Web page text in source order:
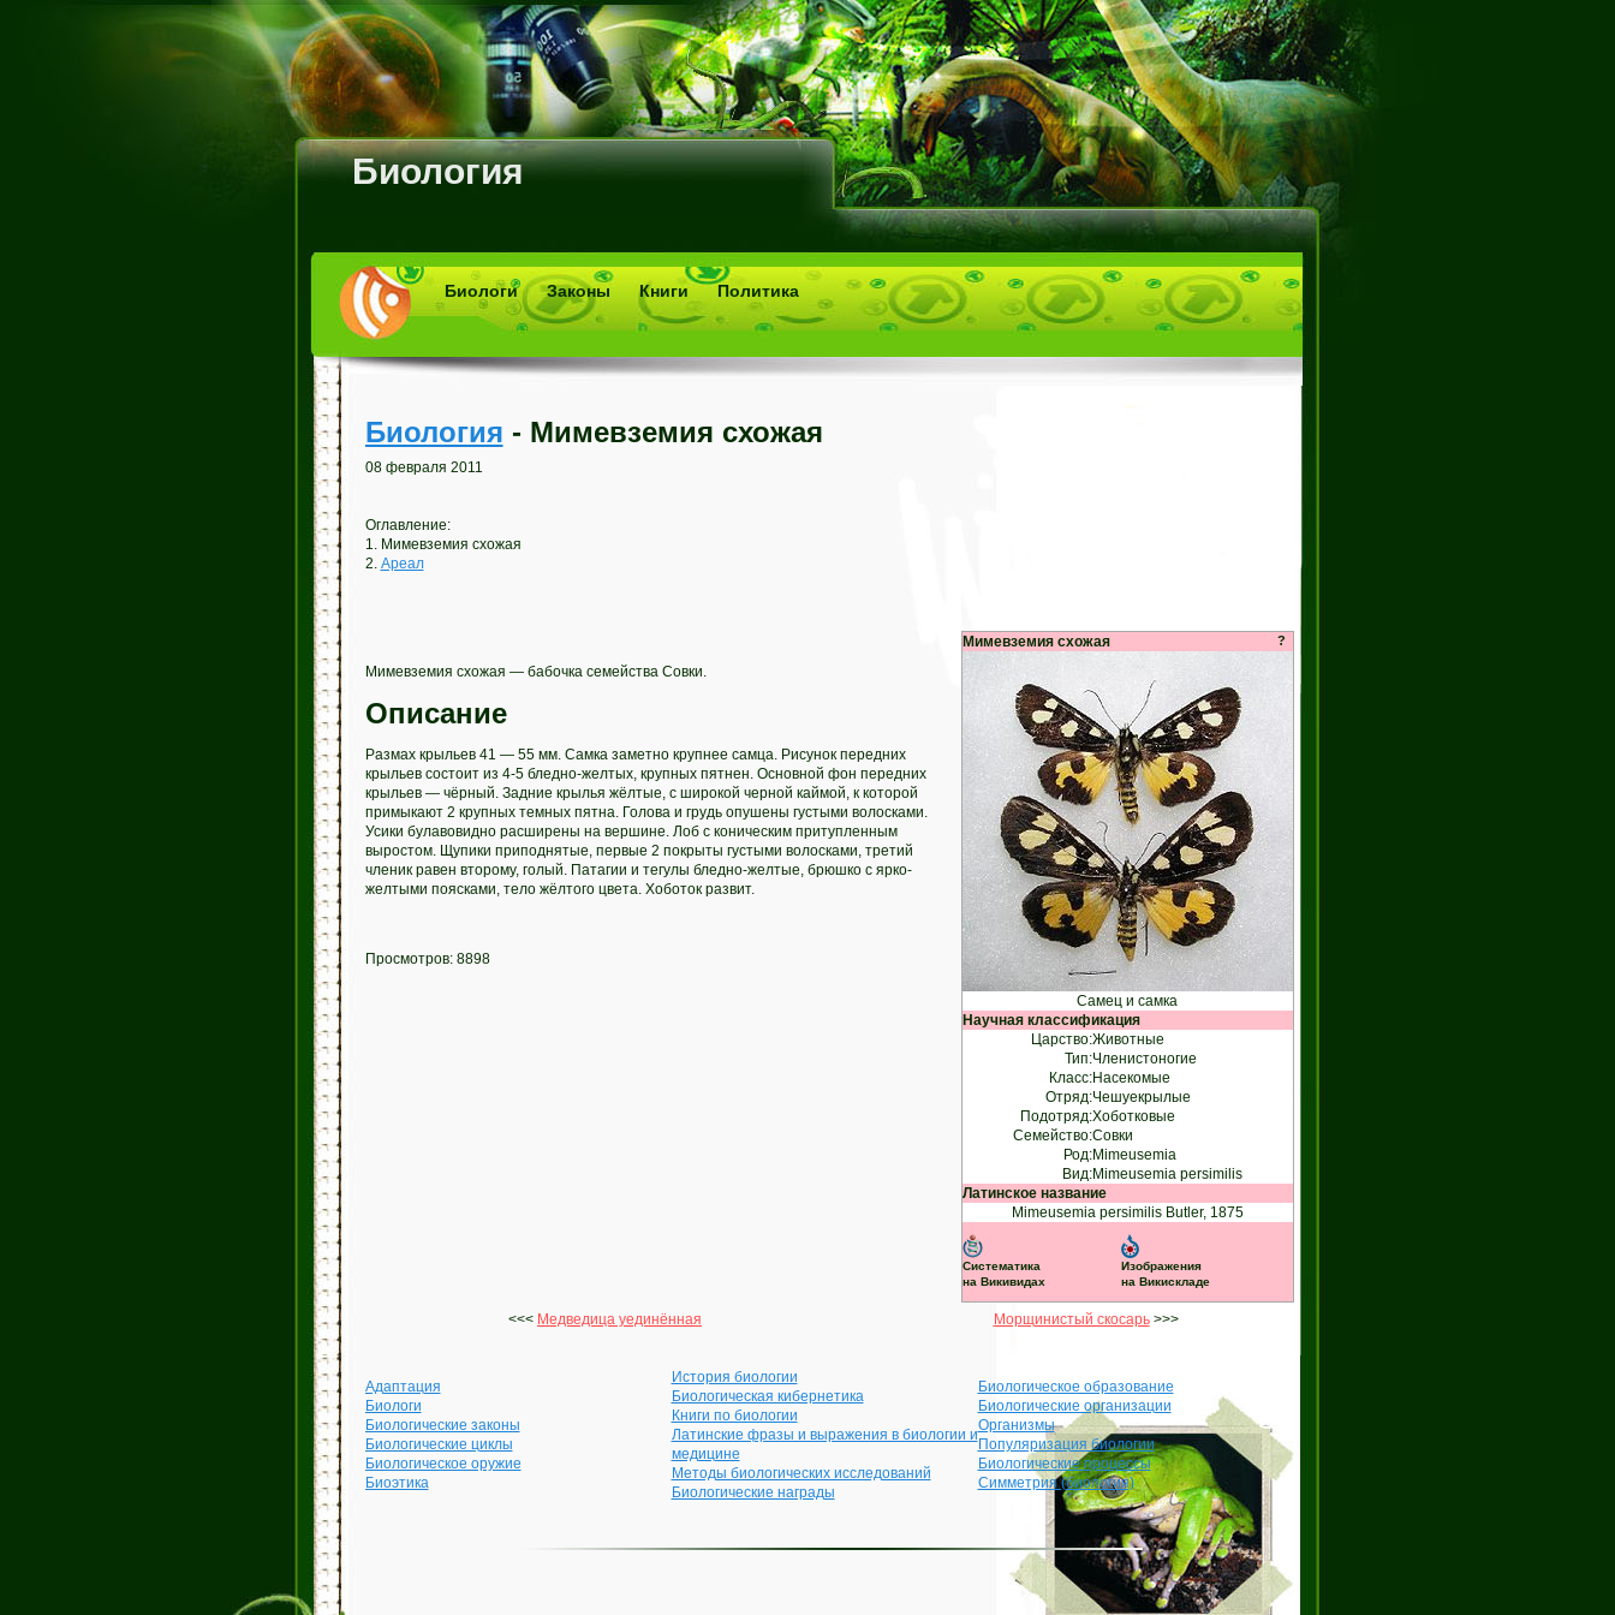
Биология
Биологи Законы Книги Политика
Биология - Мимевземия схожая
08 февраля 2011
Оглавление:
1. Мимевземия схожая
2. Ареал
?
Мимевземия схожая
Самец и самка
Научная классификация
Царство:Животные
Тип:Членистоногие
Класс:Насекомые
Отряд:Чешуекрылые
Подотряд:Хоботковые
Семейство:Совки
Род:Mimeusemia
Вид:Mimeusemia persimilis
Латинское название
Mimeusemia persimilis Butler, 1875
Систематика
на Викивидах
Изображения
на Викискладе
Мимевземия схожая — бабочка семейства Совки.
Описание
Размах крыльев 41 — 55 мм. Самка заметно крупнее самца. Рисунок передних
крыльев состоит из 4-5 бледно-желтых, крупных пятнен. Основной фон передних
крыльев — чёрный. Задние крылья жёлтые, с широкой черной каймой, к которой
примыкают 2 крупных темных пятна. Голова и грудь опушены густыми волосками.
Усики булавовидно расширены на вершине. Лоб с коническим притупленным
выростом. Щупики приподнятые, первые 2 покрыты густыми волосками, третий
членик равен второму, голый. Патагии и тегулы бледно-желтые, брюшко с ярко-
желтыми поясками, тело жёлтого цвета. Хоботок развит.
Просмотров: 8898
<<< Медведица уединённая Морщинистый скосарь>>>
Адаптация
Биологи
Биологические законы
Биологические циклы
Биологическое оружие
Биоэтика
История биологии
Биологическая кибернетика
Книги по биологии
Латинские фразы и выражения в биологии и
медицине
Методы биологических исследований
Биологические награды
Биологическое образование
Биологические организации
Организмы
Популяризация биологии
Биологические процессы
Симметрия (биология)